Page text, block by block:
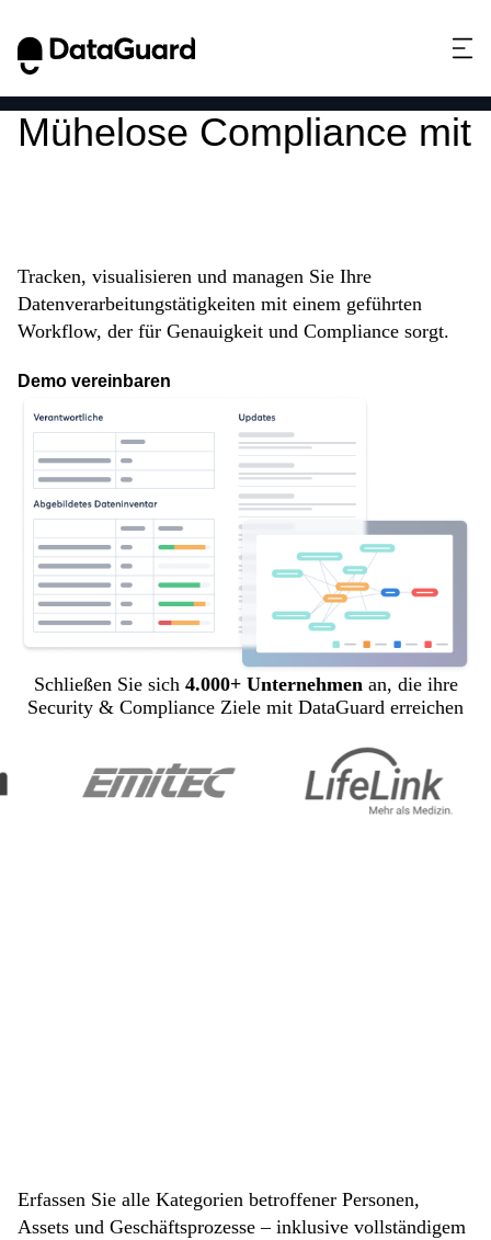
Mühelose Compliance mit
Tracken, visualisieren und managen Sie Ihre
Datenverarbeitungstätigkeiten mit einem geführten
Workflow, der für Genauigkeit und Compliance sorgt.
Demo vereinbaren
Schließen Sie sich 4.000+ Unternehmen an, die ihre
Security & Compliance Ziele mit DataGuard erreichen
Erfassen Sie alle Kategorien betroffener Personen,
Assets und Geschäftsprozesse – inklusive vollständigem